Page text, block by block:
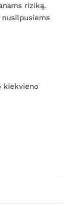
riziką.
kiekvieno